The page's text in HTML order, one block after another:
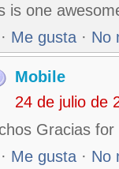
is one
· Me gusta · No
Mobile
24 de julio de
Gracias
· Me gusta · No